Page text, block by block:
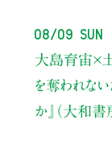
08/09 Sun
大島育宙×
を奪われない
か』（大和